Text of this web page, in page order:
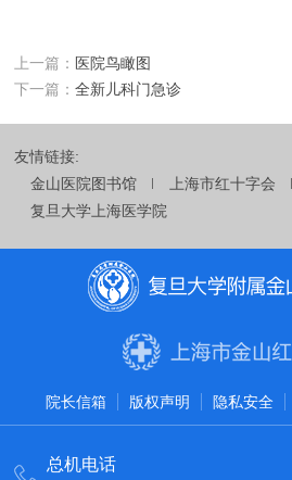
上一篇： 医院鸟瞰图
下一篇：全新儿科门急诊
友情链接:
金山医院图书馆
上海市红十字会
复旦大学上海医学院
院长信箱 版权声明 隐私安全
总机电话